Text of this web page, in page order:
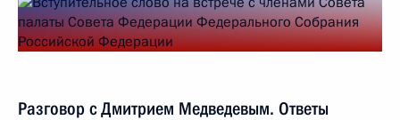
Разговор с Дмитрием Медведевым. Ответы